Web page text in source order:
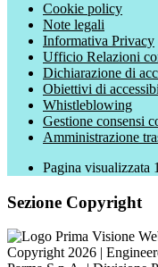
Cookie policy
Note legali
Informativa Privacy
Ufficio Relazioni
Dichiarazione di
Obiettivi di
Whistleblowing
Gestione consensi
Amministrazione
Pagina visualizzata
Sezione Copyright
Copyright 2026 |